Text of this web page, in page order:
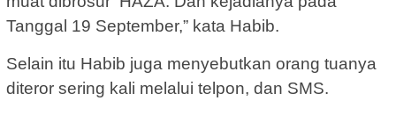
Tanggal 19 September,” kata Habib.
Selain itu Habib juga menyebutkan orang tuanya
diteror sering kali melalui telpon, dan SMS.